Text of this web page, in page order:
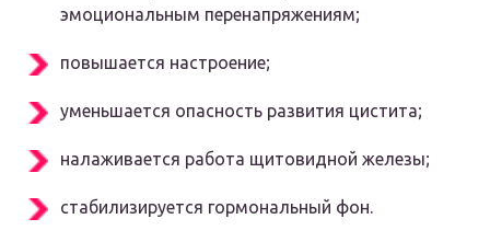
эмоциональным перенапряжениям;
повышается настроение;
уменьшается опасность развития цистита;
налаживается работа щитовидной железы;
стабилизируется гормональный фон.